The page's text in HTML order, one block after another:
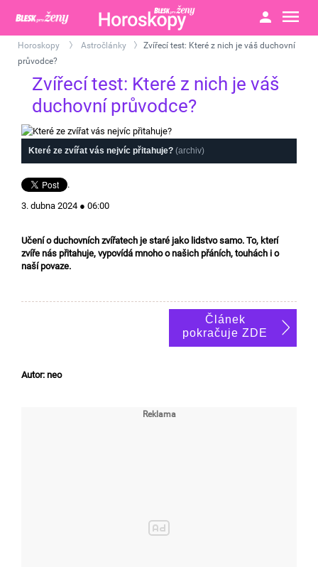
Horoskopy Astročlánky
Zvířecí test: Které z nich je váš duchovní
průvodce?
Zvířecí test: Které z nich je váš
duchovní průvodce?
Které ze zvířat vás nejvíc přitahuje? (archiv)
.
3. dubna 2024 ● 06:00
Učení o duchovních zvířatech je staré jako lidstvo samo. To, kterí
zvíře nás přitahuje, vypovídá mnoho o našich přáních, touhách i o
naší povaze.
Článek
pokračuje ZDE
Autor: neo